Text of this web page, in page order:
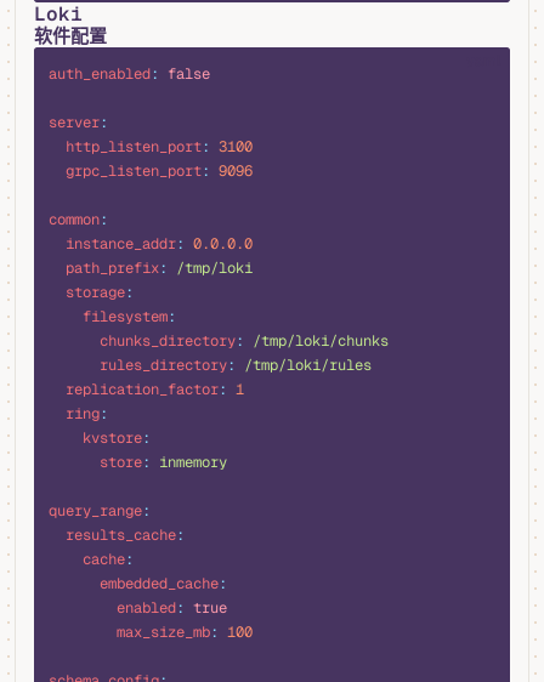
Loki
软件配置
auth_enabled: false
server:
  http_listen_port
: 3100
  grpc_listen_port
: 9096
common:
  instance_addr
: 0.0.0.0
  path_prefix
:
/tmp/loki
  storage
:
    filesystem
:
      chunks_directory
:
/tmp/loki/chunks
      rules_directory
:
/tmp/loki/rules
  replication_factor
: 1
  ring
:
    kvstore
:
      store
: inmemory
query_range:
  results_cache
:
    cache
:
      embedded_cache
:
        enabled
: true
        max_size_mb
: 100